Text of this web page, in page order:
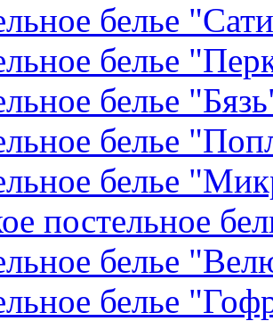
белье
белье
белье
белье
белье
постельное
белье
белье